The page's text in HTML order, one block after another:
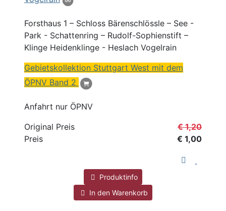
Forsthaus 1 – Schloss Bärenschlössle – See -
Park - Schattenring – Rudolf-Sophienstift –
Klinge Heidenklinge - Heslach Vogelrain
Gebietskollektion Stuttgart West mit dem
ÖPNV Band 2
Anfahrt nur ÖPNV
Original Preis
€ 1,20
Preis
€ 1,00
Produktinfo
In den Warenkorb